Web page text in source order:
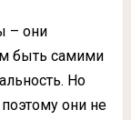
– они
быть самими
Но
они не